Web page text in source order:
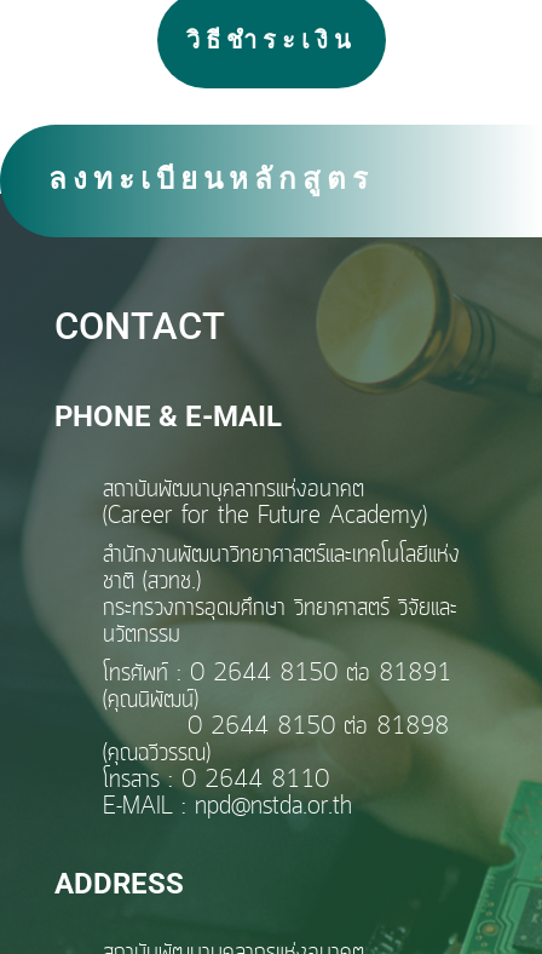
วิธีชำระเงิน
ลงทะเบียนหลักสูตร
CONTACT
PHONE & E-MAIL
สถาบันพัฒนาบุคลากรแห่งอนาคต
(Career for the Future Academy)
สำนักงานพัฒนาวิทยาศาสตร์และเทคโนโลยีแห่ง
ชาติ (สวทช.)
กระทรวงการอุดมศึกษา วิทยาศาสตร์ วิจัยและ
นวัตกรรม
โทรศัพท์ : 0 2644 8150 ต่อ 81891
(คุณนิพัฒน์)
0 2644 8150 ต่อ 81898
(คุณฉวีวรรณ)
โทรสาร : 0 2644 8110
E-MAIL : npd@nstda.or.th
ADDRESS